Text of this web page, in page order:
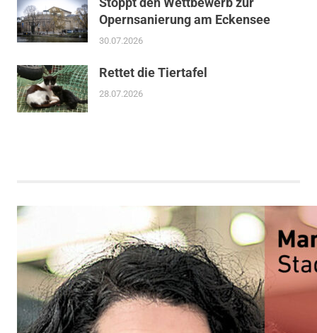
Opernsanierung am Eckensee
30.07.2026
Rettet die Tiertafel
28.07.2026